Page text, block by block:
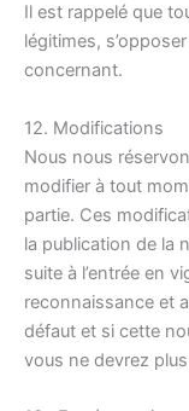
Il est rappelé que
légitimes,
concernant.
12. Modifications
Nous nous
modifier à tout
partie. Ces
la publication de la
suite à l’entrée en
reconnaissance et
défaut et si cette
vous ne devrez